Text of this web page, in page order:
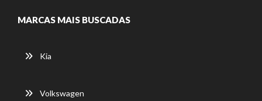
MARCAS MAIS BUSCADAS
Kia
Volkswagen